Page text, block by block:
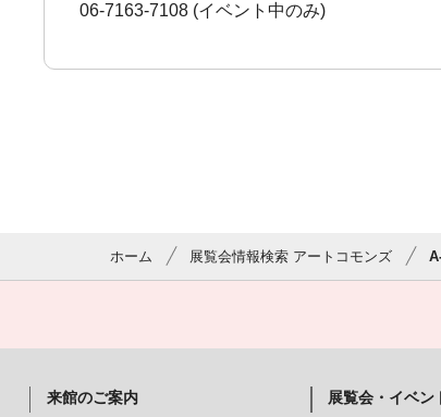
06-7163-7108 (イベント中のみ)
ホーム 展覧会情報検索 アートコモンズ
来館のご案内 展覧会・イベン